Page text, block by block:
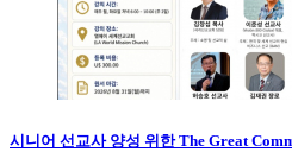
시니어 선교사 양성 위한 The Great